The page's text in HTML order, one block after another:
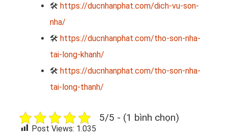
🛠 https://ducnhanphat.com/dich-vu-son-
nha/
🛠 https://ducnhanphat.com/tho-son-nha-
tai-long-khanh/
🛠 https://ducnhanphat.com/tho-son-nha-
tai-long-thanh/
5/5 - (1 bình chọn)
Post Views: 1.035